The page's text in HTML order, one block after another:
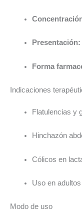
Presentación:
Forma
Indicaciones
Flatulencias y
Hinchazón
Cólicos en
Uso en
Modo de uso